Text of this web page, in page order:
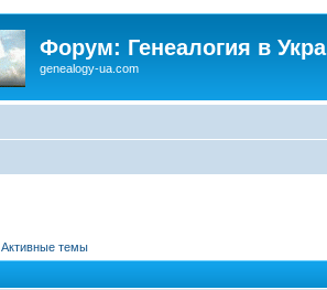
Форум: Генеалогия в
genealogy-ua.com
Активные темы